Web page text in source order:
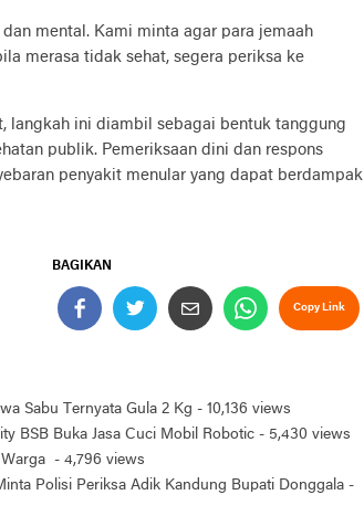
mental. Kami minta agar para jemaah
merasa tidak sehat, segera periksa ke
langkah ini diambil sebagai bentuk tanggung
publik. Pemeriksaan dini dan respons
penyakit menular yang dapat berdampak
BAGIKAN
Copy Link
Sabu Ternyata Gula 2 Kg - 10,136 views
BSB Buka Jasa Cuci Mobil Robotic - 5,430 views
- 4,796 views
Polisi Periksa Adik Kandung Bupati Donggala -